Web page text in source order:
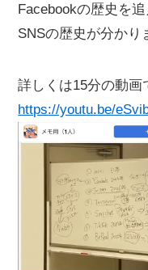
Facebookの歴史を
SNSの歴史が分かり
詳しくは15分の動画
https://youtu.be/